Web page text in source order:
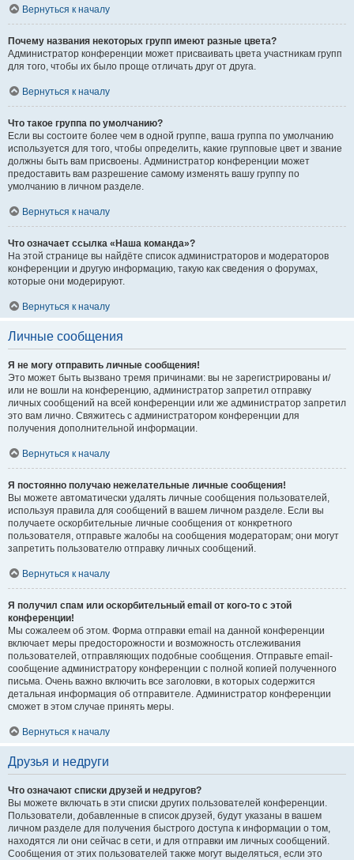
Вернуться к началу
Почему названия некоторых групп имеют разные цвета?
Администратор конференции может присваивать цвета участникам групп
для того, чтобы их было проще отличать друг от друга.
Вернуться к началу
Что такое группа по умолчанию?
Если вы состоите более чем в одной группе, ваша группа по умолчанию
используется для того, чтобы определить, какие групповые цвет и звание
должны быть вам присвоены. Администратор конференции может
предоставить вам разрешение самому изменять вашу группу по
умолчанию в личном разделе.
Вернуться к началу
Что означает ссылка «Наша команда»?
На этой странице вы найдёте список администраторов и модераторов
конференции и другую информацию, такую как сведения о форумах,
которые они модерируют.
Вернуться к началу
Личные сообщения
Я не могу отправить личные сообщения!
Это может быть вызвано тремя причинами: вы не зарегистрированы и/
или не вошли на конференцию, администратор запретил отправку
личных сообщений на всей конференции или же администратор запретил
это вам лично. Свяжитесь с администратором конференции для
получения дополнительной информации.
Вернуться к началу
Я постоянно получаю нежелательные личные сообщения!
Вы можете автоматически удалять личные сообщения пользователей,
используя правила для сообщений в вашем личном разделе. Если вы
получаете оскорбительные личные сообщения от конкретного
пользователя, отправьте жалобы на сообщения модераторам; они могут
запретить пользователю отправку личных сообщений.
Вернуться к началу
Я получил спам или оскорбительный email от кого-то с этой
конференции!
Мы сожалеем об этом. Форма отправки email на данной конференции
включает меры предосторожности и возможность отслеживания
пользователей, отправляющих подобные сообщения. Отправьте email-
сообщение администратору конференции с полной копией полученного
письма. Очень важно включить все заголовки, в которых содержится
детальная информация об отправителе. Администратор конференции
сможет в этом случае принять меры.
Вернуться к началу
Друзья и недруги
Что означают списки друзей и недругов?
Вы можете включать в эти списки других пользователей конференции.
Пользователи, добавленные в список друзей, будут указаны в вашем
личном разделе для получения быстрого доступа к информации о том,
находятся ли они сейчас в сети, и для отправки им личных сообщений.
Сообщения от этих пользователей также могут выделяться, если это